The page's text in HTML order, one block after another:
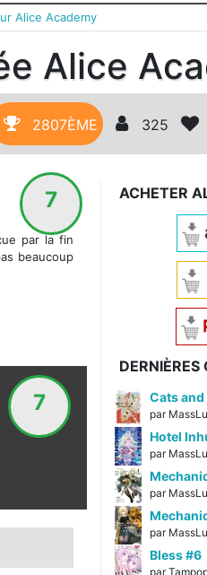
Alice Academy
Alice
2807ÈME 325
7
par la fin
beaucoup
7
ACHETER
DERNIÈRES
Cats
par
Hotel
par
par
par
Bless #6
par